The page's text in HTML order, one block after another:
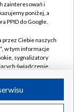
zainteresowań i
poniżej, a
PPID do Google.
Ciebie naszych
w tym informacje
sygnalizatory
świadczenie